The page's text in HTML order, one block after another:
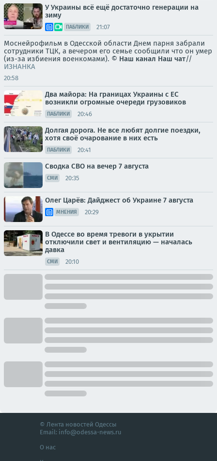
У Украины всё ещё достаточно генерации на
зиму
ПАБЛИКИ 21:07
Моснейрофильм в Одесской области Днем парня забрали
сотрудники ТЦК, а вечером его семье сообщили что он умер
(из-за избиения военкомами). © Наш канал Наш чат//
ИЗНАНКА
20:58
Два майора: На границах Украины с ЕС
возникли огромные очереди грузовиков
ПАБЛИКИ 20:46
Долгая дорога. Не все любят долгие поездки,
хотя своё очарование в них есть
ПАБЛИКИ 20:41
Сводка СВО на вечер 7 августа
СМИ 20:35
Олег Царёв: Дайджест об Украине 7 августа
МНЕНИЯ 20:29
В Одессе во время тревоги в укрытии
отключили свет и вентиляцию — началась
давка
СМИ 20:10
© Лента новостей Одессы
Email: info@odessa-news.ru
О нас